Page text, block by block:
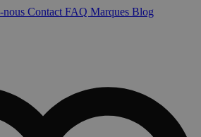
nous Contact FAQ Marques Blog